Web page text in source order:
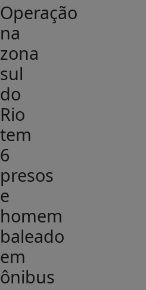
Operação
na
zona
sul
do
Rio
tem
6
presos
e
homem
baleado
em
ônibus